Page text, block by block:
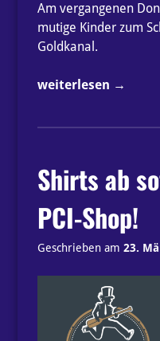
Am vergangenen
mutige Kinder zum
Goldkanal.
„Ferienspaß
weiterlesen →
Shirts ab
PCI-Shop!
Geschrieben am 23.